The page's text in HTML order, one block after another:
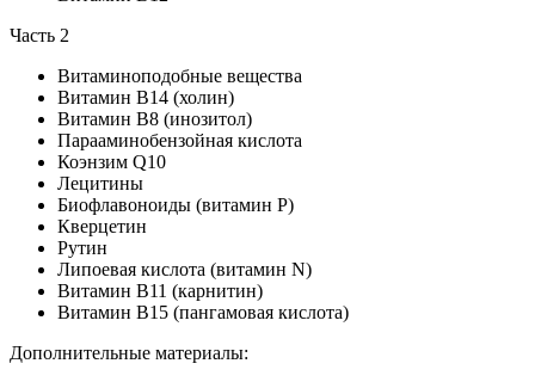
Часть 2
Витаминоподобные вещества
Витамин В14 (холин)
Витамин В8 (инозитол)
Парааминобензойная кислота
Коэнзим Q10
Лецитины
Биофлавоноиды (витамин Р)
Кверцетин
Рутин
Липоевая кислота (витамин N)
Витамин В11 (карнитин)
Витамин В15 (пангамовая кислота)
Дополнительные материалы: